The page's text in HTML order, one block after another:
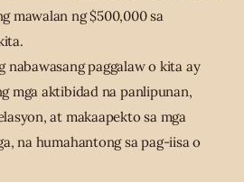
mawalan ng $500,000 sa
nabawasang paggalaw o kita ay
mga aktibidad na panlipunan,
at makaapekto sa mga
na humahantong sa pag-iisa o